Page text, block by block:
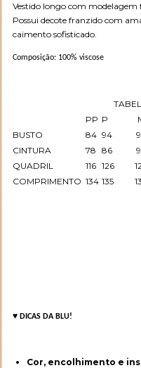
Vestido longo com modelagem
Possui decote franzido com
caimento sofisticado.
Composição: 100% viscose
PP P
BUSTO
84 94
CINTURA
78 86
QUADRIL
116 126
COMPRIMENTO 134 135
♥ DICAS DA BLU!
Cor, encolhimento e